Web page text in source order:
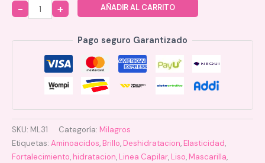
Quantity
AÑADIR AL CARRITO
Pago seguro Garantizado
SKU: ML31 Categoría: Milagros
Etiquetas: Aminoacidos, Brillo, Deshidratacion, Elasticidad,
Fortalecimiento, hidratacion, Linea Capilar, Liso, Mascarilla,